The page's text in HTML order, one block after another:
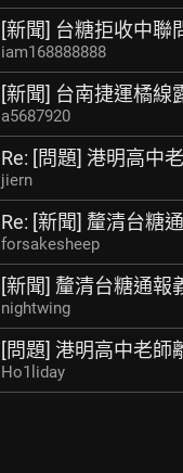
[新聞] 台糖拒收中
iam168888888
[新聞] 台南捷運橘線
a5687920
Re: [問題] 港明高中
jiern
Re: [新聞] 釐清台糖
forsakesheep
[新聞] 釐清台糖通報
nightwing
[問題] 港明高中老師
Ho1liday